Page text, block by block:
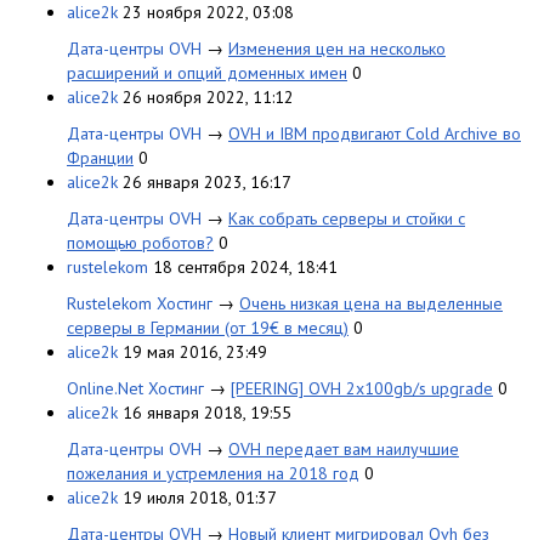
alice2k 23 ноября 2022, 03:08
Дата-центры OVH → Изменения цен на несколько
расширений и опций доменных имен 0
alice2k 26 ноября 2022, 11:12
Дата-центры OVH → OVH и IBM продвигают Cold Archive во
Франции 0
alice2k 26 января 2023, 16:17
Дата-центры OVH → Как собрать серверы и стойки с
помощью роботов? 0
rustelekom 18 сентября 2024, 18:41
Rustelekom Хостинг → Очень низкая цена на выделенные
серверы в Германии (от 19€ в месяц) 0
alice2k 19 мая 2016, 23:49
Online.Net Хостинг → [PEERING] OVH 2x100gb/s upgrade 0
alice2k 16 января 2018, 19:55
Дата-центры OVH → OVH передает вам наилучшие
пожелания и устремления на 2018 год 0
alice2k 19 июля 2018, 01:37
Дата-центры OVH → Новый клиент мигрировал Ovh без